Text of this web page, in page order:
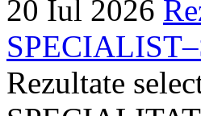
20 Iul 2026
Rezultate